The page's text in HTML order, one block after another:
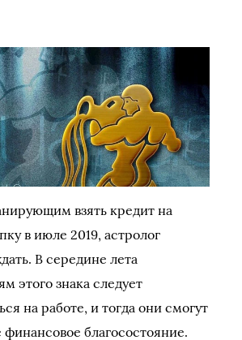
взять кредит на
в июле 2019, астролог
В середине лета
этого знака следует
на работе, и тогда они смогут
финансовое благосостояние.